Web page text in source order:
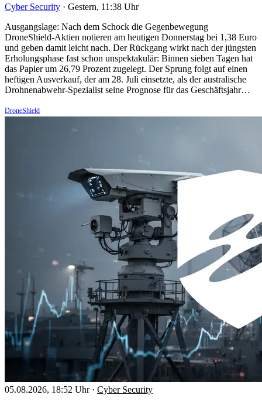
Cyber Security · Gestern, 11:38 Uhr
Ausgangslage: Nach dem Schock die Gegenbewegung
DroneShield-Aktien notieren am heutigen Donnerstag bei 1,38 Euro
und geben damit leicht nach. Der Rückgang wirkt nach der jüngsten
Erholungsphase fast schon unspektakulär: Binnen sieben Tagen hat
das Papier um 26,79 Prozent zugelegt. Der Sprung folgt auf einen
heftigen Ausverkauf, der am 28. Juli einsetzte, als der australische
Drohnenabwehr-Spezialist seine Prognose für das Geschäftsjahr…
DroneShield
05.08.2026, 18:52 Uhr · Cyber Security